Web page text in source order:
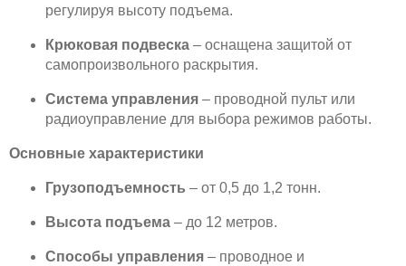
регулируя высоту подъема.
Крюковая подвеска – оснащена защитой от
самопроизвольного раскрытия.
Система управления – проводной пульт или
радиоуправление для выбора режимов работы.
Основные характеристики
Грузоподъемность – от 0,5 до 1,2 тонн.
Высота подъема – до 12 метров.
Способы управления – проводное и